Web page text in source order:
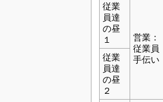
従業
員達
の昼
１
営業：
従業員
手伝い
従業
員達
の昼
２